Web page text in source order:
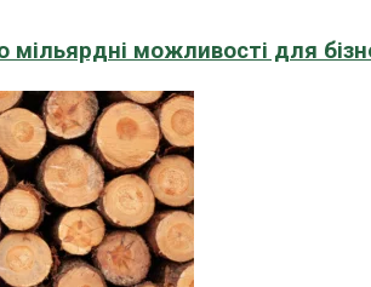
мільярдні можливості для